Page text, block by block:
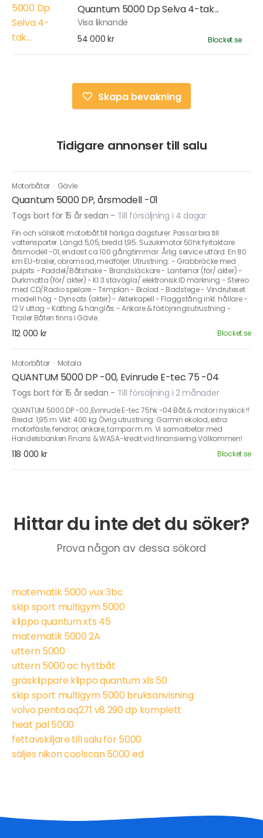
Quantum 5000 Dp Selva 4-tak...
Visa liknande
54 000 kr
Blocket.se
Skapa bevakning
Tidigare annonser till salu
Motorbåtar · Gävle
Quantum 5000 DP, årsmodell -01
Togs bort för 15 år sedan - Till försäljning i 4 dagar
Fin och välskött motorbåt till härliga dagsturer. Passar bra till
vattensporter. Längd 5,05, bredd 1,95. Suzukimotor 50hk fyrtaktare
årsmodell -01, endast ca 100 gångtimmar. Årlig service utförd. En 80
km EU-trailer, obromsad, medföljer. Utrustning: - Grabbräcke med
pulpits - Paddel/Båtshake - Brandsläckare - Lanternor (för/ akter) -
Durkmatta (för/ akter) - Kl.3 stävögla/ elektronisk ID märkning - Stereo
med CD/Radio spelare - Trimplan - Ekolod - Badstege - Vindruteset
modell hög - Dynsats (akter) - Akterkapell - Flaggstång inkl. hållare -
12 V uttag - Kätting & hänglås - Ankare & förtöjningsutrustning -
Trailer Båten finns i Gävle.
112 000 kr Blocket.se
Motorbåtar · Motala
QUANTUM 5000 DP -00, Evinrude E-tec 75 -04
Togs bort för 15 år sedan - Till försäljning i 2 månader
QUANTUM 5000 DP -00 ,Evinrude E-tec 75hk -04 Båt & motor i nyskick !!
Bredd: 1,95 m Vikt: 400 kg Övrig utrustning: Garmin ekolod, extra
motorfäste, fendrar, ankare, tampar m.m. Vi samarbetar med
Handelsbanken Finans & WASA-kredit vid finansiering Välkommen!
118 000 kr Blocket.se
Hittar du inte det du söker?
Prova någon av dessa sökord
matematik 5000 vux 3bc
skip sport multigym 5000
klippo quantum xts 45
matematik 5000 2A
uttern 5000
uttern 5000 ac hyttbåt
gräsklippare klippo quantum xls 50
skip sport multigym 5000 bruksanvisning
volvo penta aq271 v8 290 dp komplett
heat pal 5000
fettavskiljare till salu för 5000
säljes nikon coolscan 5000 ed